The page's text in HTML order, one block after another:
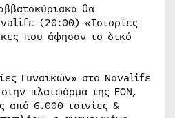
θα
(20:00) «Ιστορίες
που άφησαν το δικό
Γυναικών» στο Novalifε
πλατφόρμα της ΕΟΝ,
από 6.000 ταινίες &